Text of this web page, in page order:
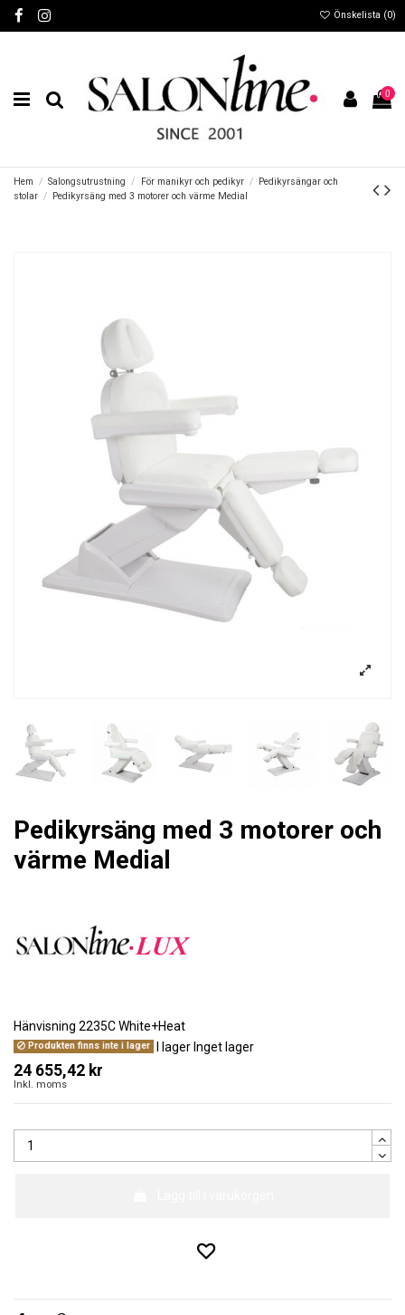
Önskelista (0)
0
Hem Salongsutrustning För manikyr och pedikyr
Pedikyrsängar och
stolar
Pedikyrsäng med 3 motorer och värme Medial
Pedikyrsäng med 3 motorer och
värme Medial
Hänvisning 2235C White+Heat
Produkten finns inte i lager I lager Inget lager
24 655,42 kr
Inkl. moms